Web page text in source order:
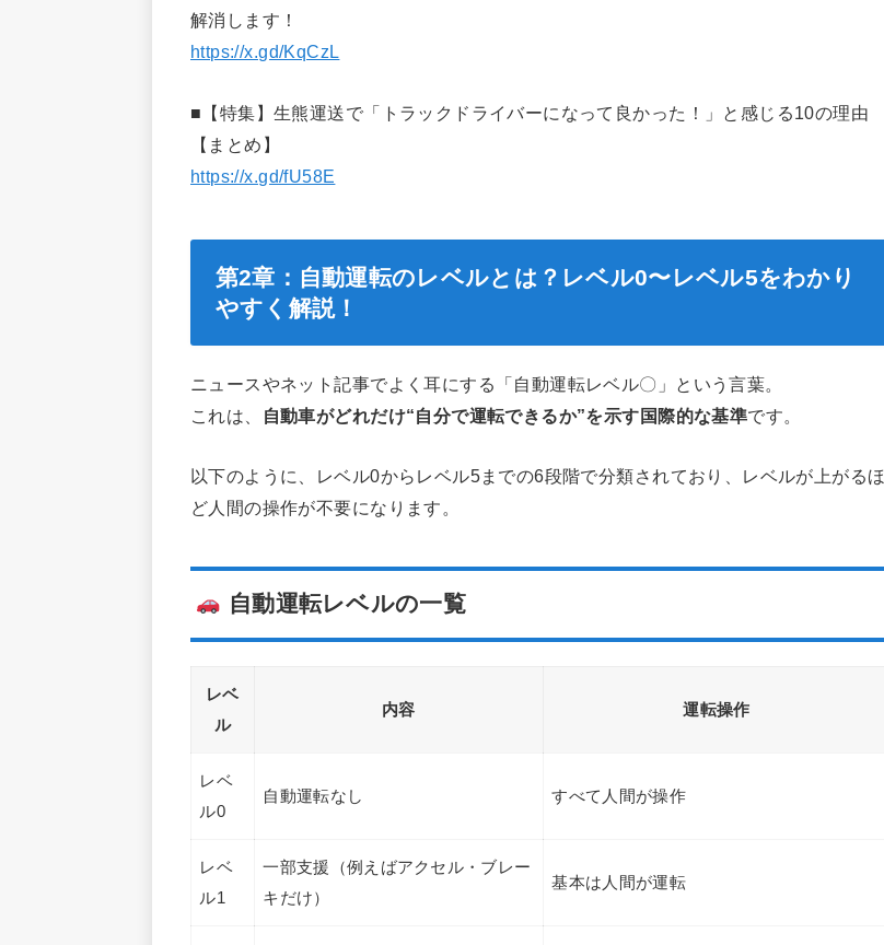
解消します！
https://x.gd/KqCzL
■【特集】生熊運送で「トラックドライバーになって良かった！」と感じる10の理由
【まとめ】
https://x.gd/fU58E
第2章：自動運転のレベルとは？レベル0〜レベル5をわかり
やすく解説！
ニュースやネット記事でよく耳にする「自動運転レベル〇」という言葉。
これは、
自動車がどれだけ“自分で運転できるか”を示す国際的な基準です。
以下のように、レベル0からレベル5までの6段階で分類されており、レベルが上がるほ
ど人間の操作が不要になります。
自動運転レベルの一覧
レベ
ル
内容 運転操作
レベ
ル0
自動運転なし すべて人間が操作
レベ
ル1
一部支援（例えばアクセル・ブレー
キだけ）
基本は人間が運転